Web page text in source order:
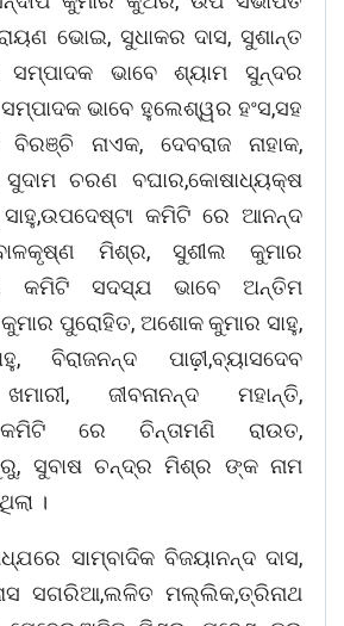
ଭୋଇ, ସୁଧାକର ଦାସ, ସୁଶାନ୍ତ
ସମ୍ପାଦକ ଭାବେ ଶ୍ୟାମ ସୁନ୍ଦର
ଭାବେ ହୁଲେଶ୍ୱର ହଂସ,ସହ
ନାଏକ, ଦେବରାଜ ନାହାକ,
ଚରଣ ବଘାର,କୋଷାଧ୍ୟକ୍ଷ
କମିଟି ରେ ଆନନ୍ଦ
ମିଶ୍ର, ସୁଶୀଲ କୁମାର
କମିଟି ସଦସ୍ଯ ଭାବେ ଅନ୍ତିମ
କୁମାର ପୁରୋହିତ, ଅଶୋକ କୁମାର ସାହୁ,
ବିରାଜନନ୍ଦ ପାଢ଼ୀ,ବ୍ୟାସଦେବ
ଜୀବନାନନ୍ଦ ମହାନ୍ତି,
କମିଟି ରେ ଚିନ୍ତାମଣି ରାଉତ,
ସୁବାଷ ଚନ୍ଦ୍ର ମିଶ୍ର ଙ୍କ ନାମ
।
ସାମ୍ବାଦିକ ବିଜୟାନନ୍ଦ ଦାସ,
ସଗରିଆ,ଲଳିତ ମଲ୍ଲିକ,ତ୍ରିନାଥ